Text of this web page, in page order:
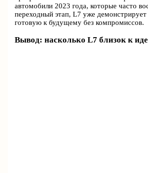
автомобили 2023 года, которые часто
переходный этап, L7 уже
готовую к будущему без компромиссов.
Вывод: насколько L7 близок к